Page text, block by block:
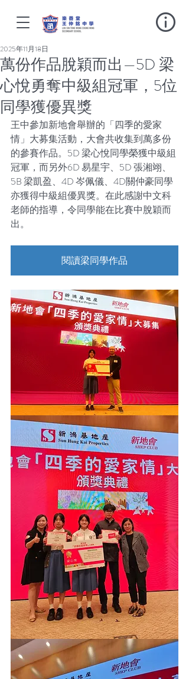
萬份作品脫穎而出—5D 梁
心悅勇奪中級組冠軍，5位
同學獲優異獎
2025年11月18日
王中參加新地會舉辦的「四季的愛家
情」大募集活動，大會共收集到萬多份
的參賽作品。5D 梁心悅同學榮獲中級組
冠軍，而另外6D 易星宇、5D 張湘翊、
5B 梁凱盈、4D 岑佩儀、4D關仲豪同學
亦獲得中級組優異獎。在此感謝中文科
老師的指導，令同學能在比賽中脫穎而
出。
閱讀梁同學作品